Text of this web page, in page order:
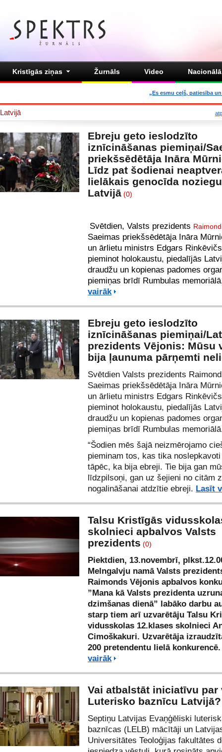
Kristīgās ziņas Žurnāls Video
„Es esmu ceļš, patiesība
Latvijā
Ebreju geto ieslodzīto
iznīcināšanas piemiņai/
priekšsēdētāja Ināra
Līdz pat šodienai
lielākais genocīda
Latvijā (0)
Svētdien, Valsts prezidents
Saeimas priekšsēdētāja Ināra
un ārlietu ministrs Edgars
pieminot holokaustu, piedalījās
draudžu un kopienas padomes
piemiņas brīdī Rumbulas
vairāk
Ebreju geto ieslodzīto
iznīcināšanas piemiņai/
prezidents Vējonis: Mūsu
bija ļaunuma pārņemti
Svētdien Valsts prezidents
Saeimas priekšsēdētāja Ināra
un ārlietu ministrs Edgars
pieminot holokaustu, piedalījās
draudžu un kopienas padomes
piemiņas brīdī Rumbulas
“Šodien mēs šajā neizmērojamo
pieminam tos, kas tika
tāpēc, ka bija ebreji. Tie bija gan
līdzpilsoņi, gan uz šejieni no citām
nogalināšanai atdzītie ebreji. Lasīt
Talsu Kristīgās
skolnieci apbalvos Valsts
prezidents (0)
Piektdien, 13.novembrī,
Melngalvju namā Valsts
Raimonds Vējonis apbalvos
”Mana kā Valsts prezidenta
dzimšanas dienā” labāko darbu
starp tiem arī uzvarētāju Talsu
vidusskolas 12.klases skolnieci
Cimoškakuri. Uzvarētāja
200 pretendentu lielā
vairāk
Vai atbalstāt iniciatīvu par
Luterisko baznīcu Latvijā?
Septiņu Latvijas Evaņģēliski
baznīcas (LELB) mācītāji un
Universitātes Teoloģijas fakultātes